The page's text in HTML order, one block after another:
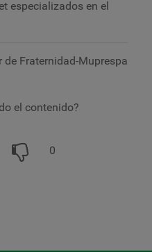
especializados en el
de Fraternidad-Muprespa
el contenido?
0